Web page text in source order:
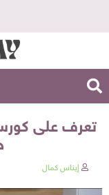
تعرف على
إيناس كمال